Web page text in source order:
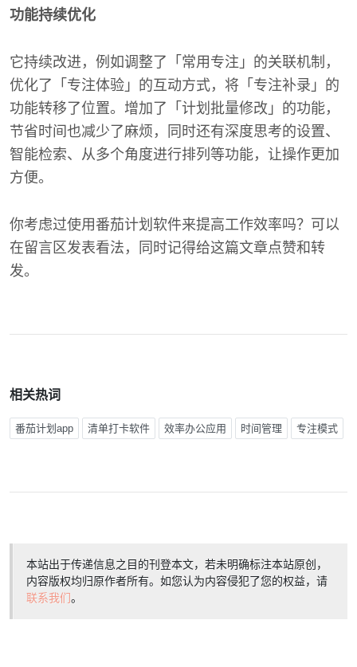
功能持续优化
它持续改进，例如调整了「常用专注」的关联机制，
优化了「专注体验」的互动方式，将「专注补录」的
功能转移了位置。增加了「计划批量修改」的功能，
节省时间也减少了麻烦，同时还有深度思考的设置、
智能检索、从多个角度进行排列等功能，让操作更加
方便。
你考虑过使用番茄计划软件来提高工作效率吗？可以
在留言区发表看法，同时记得给这篇文章点赞和转
发。
相关热词
番茄计划app 清单打卡软件 效率办公应用 时间管理 专注模式
本站出于传递信息之目的刊登本文，若未明确标注本站原创，
内容版权均归原作者所有。如您认为内容侵犯了您的权益，请
联系我们。